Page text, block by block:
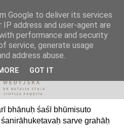
bhānuḥ śaśī bhūmisuto
sarve grahāḥ
Google to deliver its services
address and user-agent are
performance and security
service, generate usage
address abuse.
GOT IT